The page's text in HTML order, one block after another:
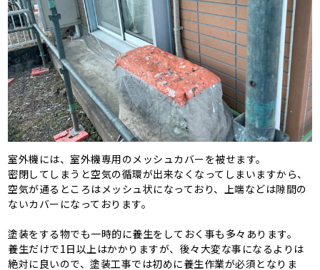
室外機には、室外機専用のメッシュカバーを被せます。
密閉してしまうと空気の循環が出来なくなってしまいますから、
空気が通るところはメッシュ状になっており、上端などは隙間の
ないカバーになっております。
塗装をする物でも一時的に養生をしておく事も多々あります。
養生だけで1日以上はかかりますが、後々大変な事になるよりは
絶対に良いので、塗装工事では初めに養生作業が必須となりま